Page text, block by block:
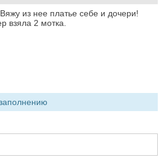
из нее платье себе и дочери!
взяла 2 мотка.